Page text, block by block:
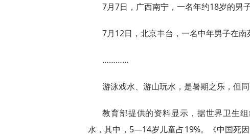
7月7日，广西南宁，一名年约18岁的男
7月12日，北京丰台，一名中年男子在南
…………
游泳戏水、游山玩水，是暑期之乐，但
教育部提供的资料显示，据世界卫生
水，其中，5—14岁儿童占19%。《中国死